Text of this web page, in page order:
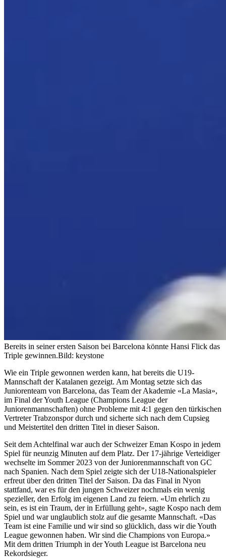
Bereits in seiner ersten Saison bei Barcelona könnte Hansi Flick das
Triple gewinnen.Bild: keystone
Wie ein Triple gewonnen werden kann, hat bereits die U19-
Mannschaft der Katalanen gezeigt. Am Montag setzte sich das
Juniorenteam von Barcelona, das Team der Akademie «La Masia»,
im Final der Youth League (Champions League der
Juniorenmannschaften) ohne Probleme mit 4:1 gegen den türkischen
Vertreter Trabzonspor durch und sicherte sich nach dem Cupsieg
und Meistertitel den dritten Titel in dieser Saison.
Seit dem Achtelfinal war auch der Schweizer Eman Kospo in jedem
Spiel für neunzig Minuten auf dem Platz. Der 17-jährige Verteidiger
wechselte im Sommer 2023 von der Juniorenmannschaft von GC
nach Spanien. Nach dem Spiel zeigte sich der U18-Nationalspieler
erfreut über den dritten Titel der Saison. Da das Final in Nyon
stattfand, war es für den jungen Schweizer nochmals ein wenig
spezieller, den Erfolg im eigenen Land zu feiern. «Um ehrlich zu
sein, es ist ein Traum, der in Erfüllung geht», sagte Kospo nach dem
Spiel und war unglaublich stolz auf die gesamte Mannschaft. «Das
Team ist eine Familie und wir sind so glücklich, dass wir die Youth
League gewonnen haben. Wir sind die Champions von Europa.»
Mit dem dritten Triumph in der Youth League ist Barcelona neu
Rekordsieger.